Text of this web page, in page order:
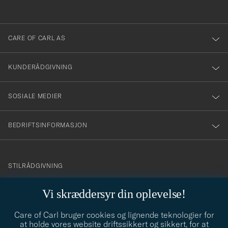
Vi skræddersyr din oplevelse!
Care of Carl bruger cookies og lignende teknologier for
at holde vores website driftssikkert og sikkert, for at
dig
till
vårt
nyhetsbrev!
CARE OF CARL AS
KUNDERÅDGIVNING
SOSIALE MEDIER
BEDRIFTSINFORMASJON
info@careofcarl.no
STILRÅDGIVNING
STILRÅDGIVNING